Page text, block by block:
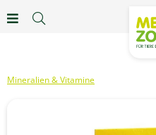
Mineralien & Vitamine